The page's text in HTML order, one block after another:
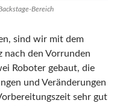
Bereich
sind wir mit dem
den Vorrunden
Roboter gebaut, die
und Veränderungen
sehr gut